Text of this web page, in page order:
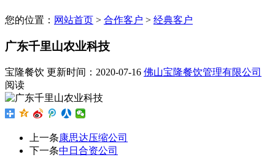
您的位置： 网站首页 > 合作客户 > 经典客户
广东千里山农业科技
宝隆餐饮 更新时间：2020-07-16 佛山宝隆餐饮管理有限公司
阅读
上一条康思达压缩公司
下一条中日合资公司